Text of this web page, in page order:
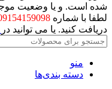
شده است. و یا وضعیت
لطفا با شماره
دریافت کنید. یا می توانید در
منو
دسته بندی‌ها